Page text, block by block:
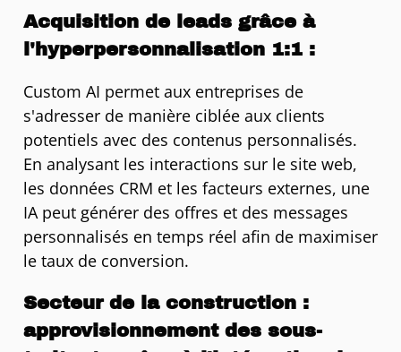
Acquisition de leads grâce à
l'hyperpersonnalisation 1:1 :
Custom AI permet aux entreprises de
s'adresser de manière ciblée aux clients
potentiels avec des contenus personnalisés.
En analysant les interactions sur le site web,
les données CRM et les facteurs externes, une
IA peut générer des offres et des messages
personnalisés en temps réel afin de maximiser
le taux de conversion.
Secteur de la construction :
approvisionnement des sous-